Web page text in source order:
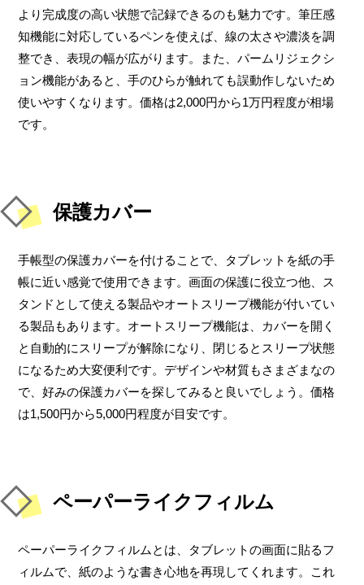
より完成度の高い状態で記録できるのも魅力です。筆圧感
知機能に対応しているペンを使えば、線の太さや濃淡を調
整でき、表現の幅が広がります。また、パームリジェクシ
ョン機能があると、手のひらが触れても誤動作しないため
使いやすくなります。価格は2,000円から1万円程度が相場
です。
保護カバー
手帳型の保護カバーを付けることで、タブレットを紙の手
帳に近い感覚で使用できます。画面の保護に役立つ他、ス
タンドとして使える製品やオートスリープ機能が付いてい
る製品もあります。オートスリープ機能は、カバーを開く
と自動的にスリープが解除になり、閉じるとスリープ状態
になるため大変便利です。デザインや材質もさまざまなの
で、好みの保護カバーを探してみると良いでしょう。価格
は1,500円から5,000円程度が目安です。
ペーパーライクフィルム
ペーパーライクフィルムとは、タブレットの画面に貼るフ
ィルムで、紙のような書き心地を再現してくれます。これ